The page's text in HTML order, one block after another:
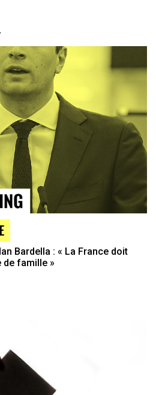
Bardella : « La France doit
de famille »